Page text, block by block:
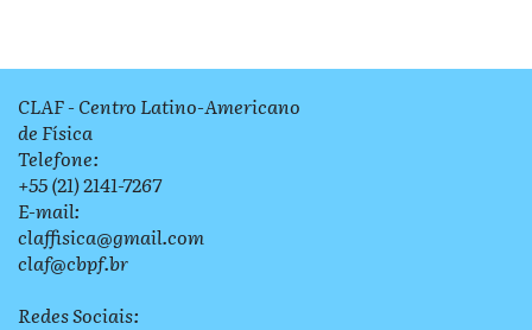
CLAF - Centro Latino-Americano
de Física
Telefone:
+55 (21) 2141-7267
E-mail:
claffisica@gmail.com
claf@cbpf.br
Redes Sociais: